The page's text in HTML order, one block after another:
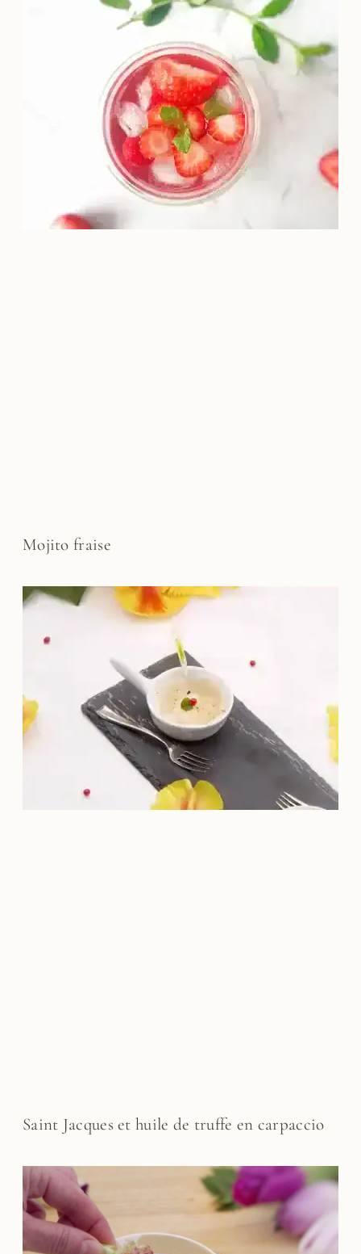
Mojito fraise
Saint Jacques et huile de truffe en carpaccio